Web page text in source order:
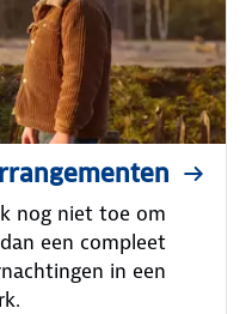
nog niet toe om
een compleet
in een